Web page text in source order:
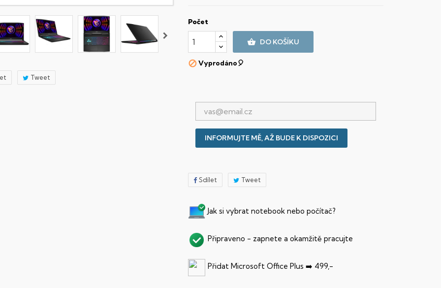
Tweet
Počet
 DO KOŠÍKU
Vyprodáno🎈
INFORMUJTE MĚ, AŽ BUDE K DISPOZICI
Sdílet Tweet
Jak si vybrat notebook nebo počítač?
Připraveno - zapnete a okamžitě pracujte
Přidat Microsoft Office Plus ➡️ 499,-